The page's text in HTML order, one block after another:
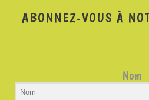
ABONNEZ-VOUS À
Nom